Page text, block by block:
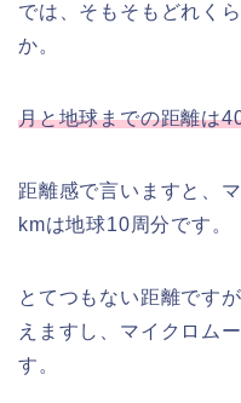
では、そもそもどれく
か。
月と地球までの距離は
距離感で言いますと、
kmは地球10周分です。
とてつもない距離です
えますし、マイクロム
す。